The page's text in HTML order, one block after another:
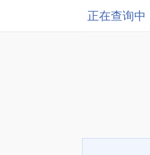
正在查询中